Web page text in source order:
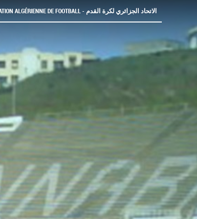
FÉDÉRATION ALGÉRIENNE DE FOOTBALL - الاتحاد الجزائري لكرة القدم